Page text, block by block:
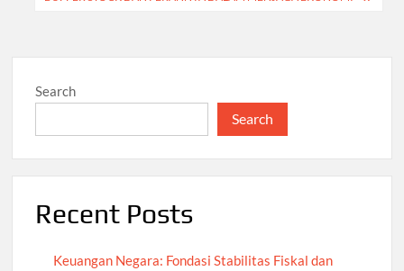
Search
Search
Recent Posts
Keuangan Negara: Fondasi Stabilitas Fiskal dan